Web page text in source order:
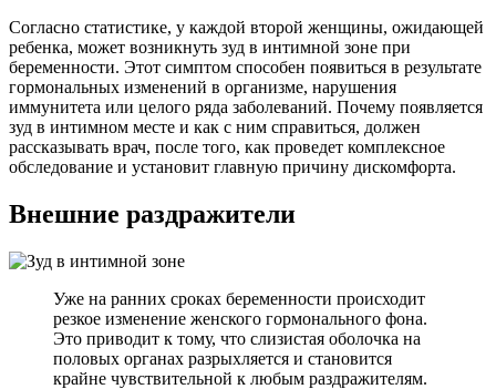
Согласно статистике, у каждой второй женщины, ожидающей
ребенка, может возникнуть зуд в интимной зоне при
беременности. Этот симптом способен появиться в результате
гормональных изменений в организме, нарушения
иммунитета или целого ряда заболеваний. Почему появляется
зуд в интимном месте и как с ним справиться, должен
рассказывать врач, после того, как проведет комплексное
обследование и установит главную причину дискомфорта.
Внешние раздражители
Уже на ранних сроках беременности происходит
резкое изменение женского гормонального фона.
Это приводит к тому, что слизистая оболочка на
половых органах разрыхляется и становится
крайне чувствительной к любым раздражителям.